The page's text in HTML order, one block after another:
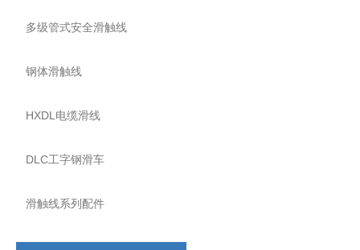
多级管式安全滑触线
钢体滑触线
HXDL电缆滑线
DLC工字钢滑车
滑触线系列配件